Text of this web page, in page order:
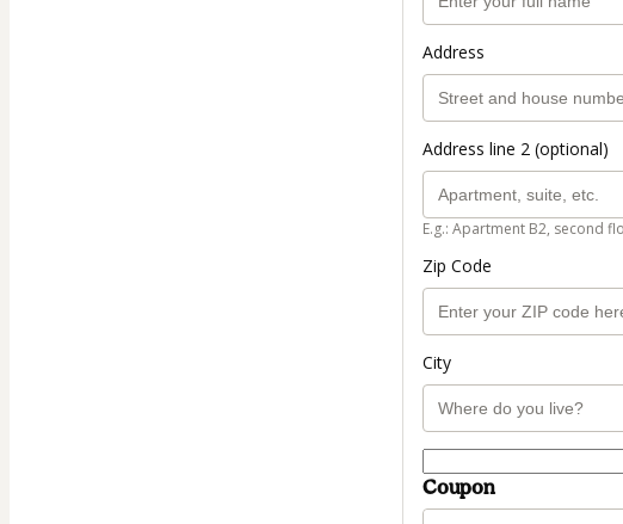
Address
Address line 2 (optional)
E.g.: Apartment B2, second
Zip Code
City
Coupon